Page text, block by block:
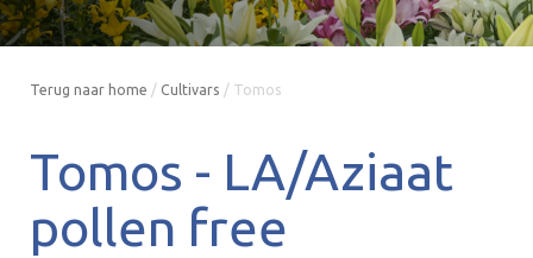
Terug naar home / Cultivars / Tomos
Tomos - LA/Aziaat
pollen free